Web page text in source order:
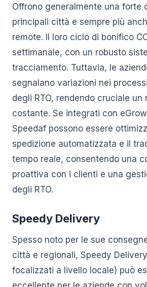
Offrono generalmente una forte
principali città e sempre più
remote. Il loro ciclo di bonifico
settimanale, con un robusto
tracciamento. Tuttavia, le
segnalano variazioni nei
degli RTO, rendendo cruciale un
costante. Se integrati con
Speedaf possono essere
spedizione automatizzata e il
tempo reale, consentendo una
proattiva con i clienti e una
degli RTO.
Speedy Delivery
Spesso noto per le sue
città e regionali, Speedy
focalizzati a livello locale) può